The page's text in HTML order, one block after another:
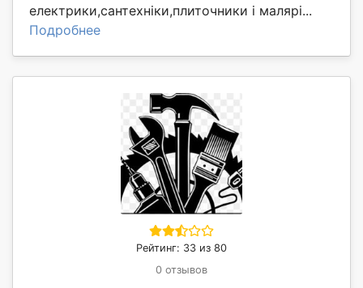
електрики,сантехніки,плиточники і малярі...
Подробнее
Рейтинг: 33 из 80
0 отзывов